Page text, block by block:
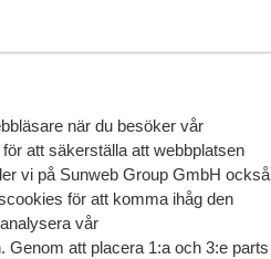
när du besöker vår
att säkerställa att webbplatsen
vi på Sunweb Group GmbH också
för att komma ihåg den
vår
Genom att placera 1:a och 3:e parts